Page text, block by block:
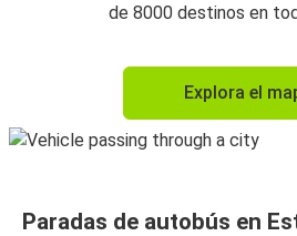
de 8000 destinos en
Explora el
Paradas de autobús en